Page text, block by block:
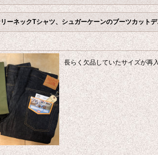
ーネックTシャツ、シュガーケーンのブーツカット
長らく欠品していたサイズが再